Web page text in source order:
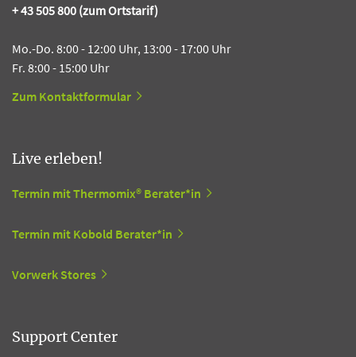
+ 43 505 800 (zum Ortstarif)
Mo.-Do. 8:00 - 12:00 Uhr, 13:00 - 17:00 Uhr
Fr. 8:00 - 15:00 Uhr
Zum Kontaktformular
Live erleben!
Termin mit Thermomix® Berater*in
Termin mit Kobold Berater*in
Vorwerk Stores
Support Center